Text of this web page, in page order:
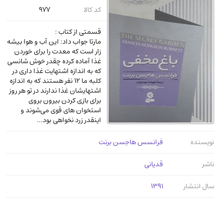
آشپزی و خوراکی(25)
سرگرمی و بازی(7)
رمان و داستان خارجی(489)
حقوقی و قانون(47)
کتاب های مصور رنگی و گلاسه
عرفانی و سلوک
الکترونیک
علوم غریبه و شهودی(16)
معماری، عمران و شهرسازی
کد کالا
977
قسمتی از کتاب :
مارتا جواب داد: این آب و هوا بیشه
زار است که معدت را برای خوردن
غذا آماده کرده چقدر خوش شانسی
که به اندازه اشتهایت غذا داری در
کلبه ما 12 نفر هستند که به اندازه
اشتهایشان غذا ندارند در تو هر روز
برای بازی کردن بیرون بروی
استخوان‌ های قوی می‌شوند و
اینقدر زرد نخواهی بود...
نویسنده
فرانسس هاجسن برنت
ناشر
قدیانی
سال انتشار
1391